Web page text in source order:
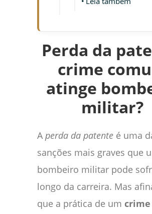
Perda da
crime
atinge
militar?
Aperda da patente é uma
sanções mais graves que
bombeiro militar pode
longo da carreira. Mas
que a prática de um crime